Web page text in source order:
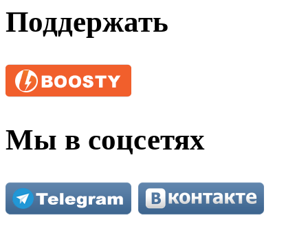
Поддержать
Мы в соцсетях